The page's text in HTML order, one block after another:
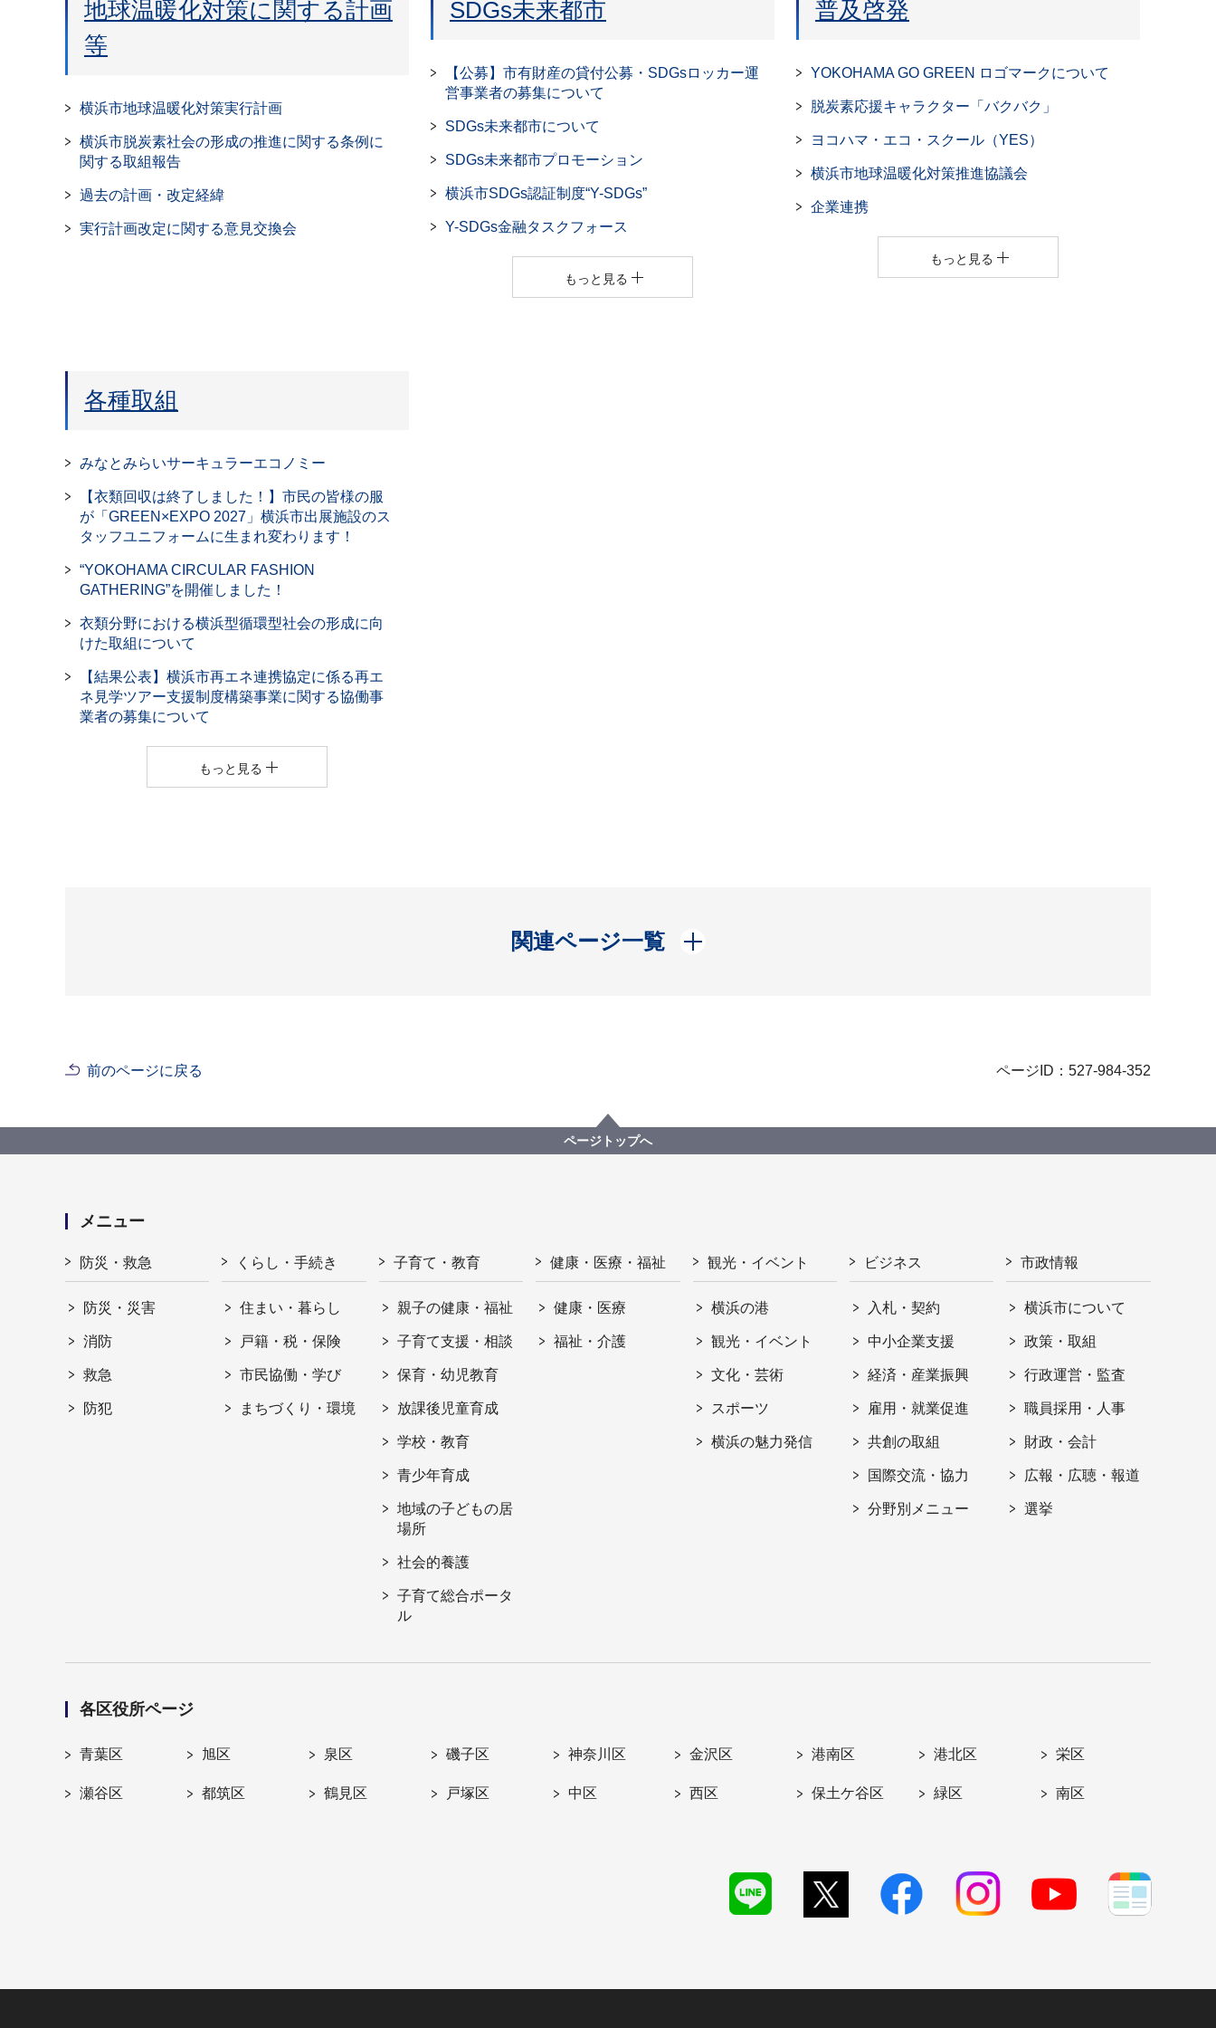
地球温暖化対策に関する計画
等
横浜市地球温暖化対策実行計画
横浜市脱炭素社会の形成の推進に関する条例に
関する取組報告
過去の計画・改定経緯
実行計画改定に関する意見交換会
SDGs未来都市
【公募】市有財産の貸付公募・SDGsロッカー運
営事業者の募集について
SDGs未来都市について
SDGs未来都市プロモーション
横浜市SDGs認証制度“Y-SDGs”
Y-SDGs金融タスクフォース
もっと見る
普及啓発
YOKOHAMA GO GREEN ロゴマークについて
脱炭素応援キャラクター「バクバク」
ヨコハマ・エコ・スクール（YES）
横浜市地球温暖化対策推進協議会
企業連携
もっと見る
各種取組
みなとみらいサーキュラーエコノミー
【衣類回収は終了しました！】市民の皆様の服
が「GREEN×EXPO 2027」横浜市出展施設のス
タッフユニフォームに生まれ変わります！
“YOKOHAMA CIRCULAR FASHION
GATHERING”を開催しました！
衣類分野における横浜型循環型社会の形成に向
けた取組について
【結果公表】横浜市再エネ連携協定に係る再エ
ネ見学ツアー支援制度構築事業に関する協働事
業者の募集について
もっと見る
関連ページ一覧
開く
前のページに戻る ページID：527-984-352
ページトップへ
メニュー
防災・救急
防災・災害
消防
救急
防犯
くらし・手続き
住まい・暮らし
戸籍・税・保険
市民協働・学び
まちづくり・環境
子育て・教育
親子の健康・福祉
子育て支援・相談
保育・幼児教育
放課後児童育成
学校・教育
青少年育成
地域の子どもの居
場所
社会的養護
子育て総合ポータ
ル
健康・医療・福祉
健康・医療
福祉・介護
観光・イベント
横浜の港
観光・イベント
文化・芸術
スポーツ
横浜の魅力発信
ビジネス
入札・契約
中小企業支援
経済・産業振興
雇用・就業促進
共創の取組
国際交流・協力
分野別メニュー
市政情報
横浜市について
政策・取組
行政運営・監査
職員採用・人事
財政・会計
広報・広聴・報道
選挙
各区役所ページ
青葉区 旭区 泉区 磯子区 神奈川区 金沢区 港南区 港北区 栄区
瀬谷区 都筑区 鶴見区 戸塚区 中区 西区 保土ケ谷区 緑区 南区